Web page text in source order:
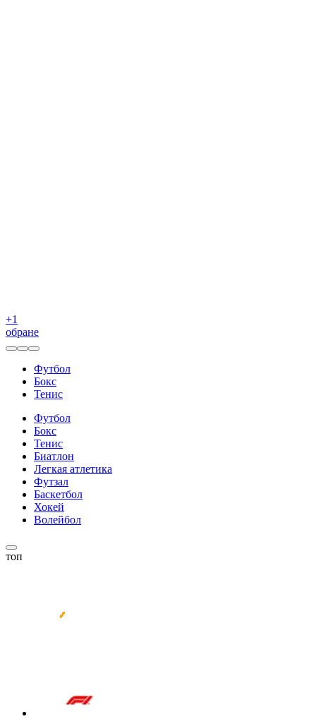
+1
обране
Футбол
Бокс
Тенис
Футбол
Бокс
Тенис
Биатлон
Легкая атлетика
Футзал
Баскетбол
Хокей
Волейбол
топ